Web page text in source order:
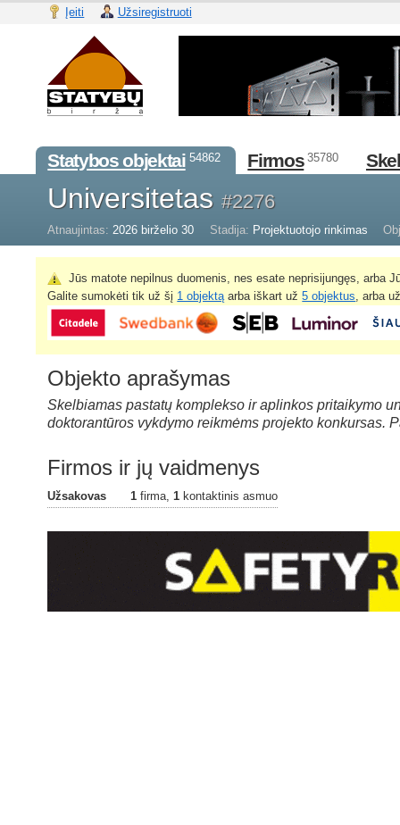
Įeiti Užsiregistruoti
Statybos objektai 54862 Firmos 35780
Universitetas#2276
Atnaujintas: 2026 birželio 30 Stadija: Projektuotojo rinkimas
Jūs matote nepilnus duomenis, nes esate neprisijungęs, arba
Galite sumokėti tik už šį 1 objektą arba iškart už5 objektus , arba
Objekto aprašymas
Skelbiamas pastatų komplekso ir aplinkos pritaikymo
doktorantūros vykdymo reikmėms projekto konkursas.
Firmos ir jų vaidmenys
Užsakovas 1 firma, 1 kontaktinis asmuo